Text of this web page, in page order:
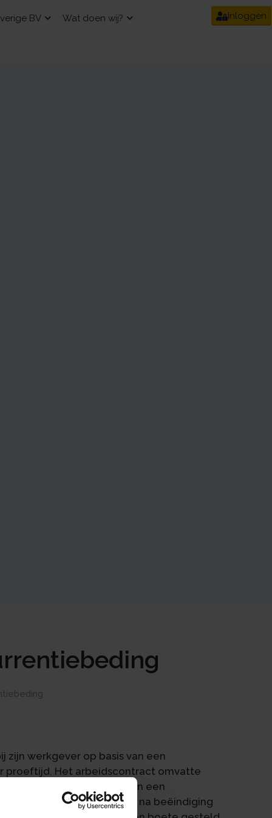
BV Wat doen wij? Inloggen
zijn werkgever op basis van een
proeftijd. Het arbeidscontract omvatte
non-concurrentiebeding en een
een duur van 18 maanden na beëindiging